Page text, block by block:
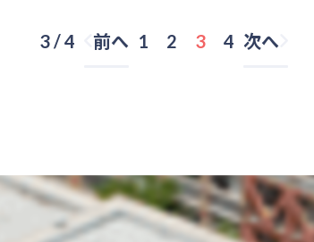
3 / 4 前へ 1 2 3 4 次へ